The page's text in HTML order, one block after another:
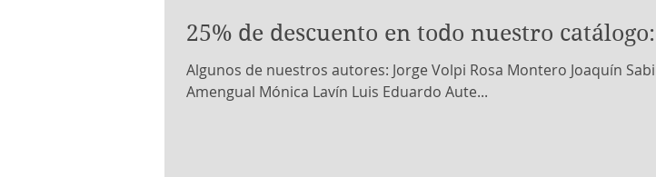
25% de descuento en todo nuestro
Algunos de nuestros autores: Jorge Volpi Rosa Montero Joaquín
Amengual Mónica Lavín Luis Eduardo Aute...